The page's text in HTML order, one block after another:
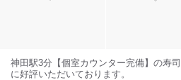
神田駅3分【個室カウンター完備】の寿
に好評いただいております。